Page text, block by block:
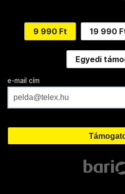
9 990 Ft 19 990
Egyedi
e-mail cím